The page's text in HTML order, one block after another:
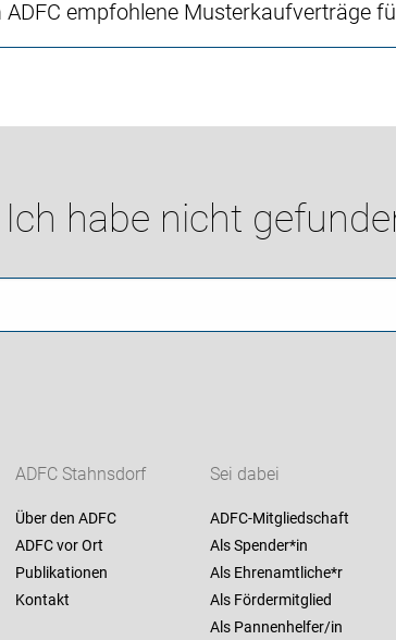
empfohlene Musterkaufverträge
Ich habe nicht
ADFC Stahnsdorf
Über den ADFC
ADFC vor Ort
Publikationen
Kontakt
Sei dabei
ADFC-Mitgliedschaft
Als Spender*in
Als Ehrenamtliche*r
Als Fördermitglied
Als Pannenhelfer/in